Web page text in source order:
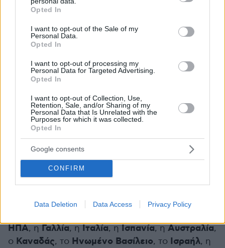
grant or deny consent to Google and its third-party tags to
use your data for below specified purposes in below Google
consent section.
Opted In
I want to opt-out of the Sale of my
Personal Data.
Opted In
I want to opt-out of processing my
Personal Data for Targeted Advertising.
Opted In
I want to opt-out of Collection, Use,
Retention, Sale, and/or Sharing of my
Personal Data that Is Unrelated with the
Purposes for which it was collected.
Opted In
Google consents
CONFIRM
Data Deletion Data Access Privacy Policy
Η αντίδραση της Κίνας
Εν τω μεταξύ, η Κίνα χαρακτηρίζει παράλογους
και χωρίς επιστημονικό υπόβαθρο τους
περιορισμούς που έχουν επιβάλει δυτικές
χώρες, μεταξύ τους και χώρες της ΕΕ, στους
προερχόμενους από την Κίνα
Ο εκπρόσβπος του κινεζικού υπουργείου
Εξωτερικών δήλωσε την Τρίτη ότι
έντονα αντίθετοι σε τέτοιες πρακτικές»και θα
προχωρήσουμε σε
με βάση την αρχή
της αμοιβαιότητας.
περιορισμού ή πρόκειται να επιβάλουν σε
ΗΠΑ, η Γαλλία, η Ιταλία, η Ισπανία, η Αυστραλία,
ο Καναδάς, το Ηνωμένο Βασίλειο, το Ισραήλ, η